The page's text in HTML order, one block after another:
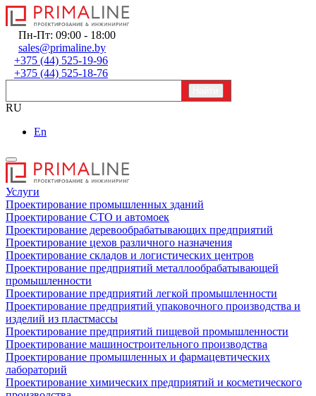
Пн-Пт: 09:00 - 18:00
sales@primaline.by
+375 (44) 525-19-96
+375 (44) 525-18-76
RU
En
Услуги
Проектирование промышленных зданий
Проектирование СТО и автомоек
Проектирование деревообрабатывающих предприятий
Проектирование цехов различного назначения
Проектирование складов и логистических центров
Проектирование предприятий металлообрабатывающей
промышленности
Проектирование предприятий легкой промышленности
Проектирование предприятий упаковочного производства и
изделий из пластмассы
Проектирование предприятий пищевой промышленности
Проектирование машиностроительного производства
Проектирование промышленных и фармацевтических
лабораторий
Проектирование химических предприятий и косметического